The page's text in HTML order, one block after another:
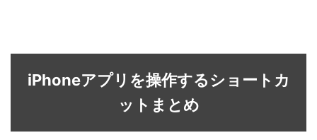
iPhoneアプリを操作するショートカ
ットまとめ